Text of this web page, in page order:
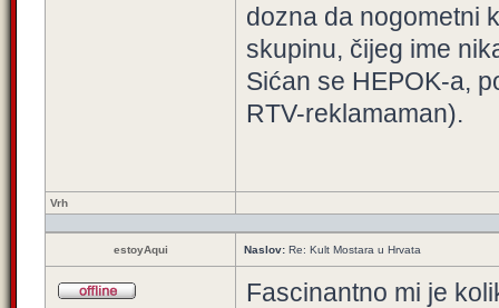
dozna da nogometni
skupinu, čijeg ime
Sićan se HEPOK-a,
RTV-reklamaman).
Vrh
estoyAqui Naslov: Re: Kult Mostara u Hrvata
Fascinantno mi je